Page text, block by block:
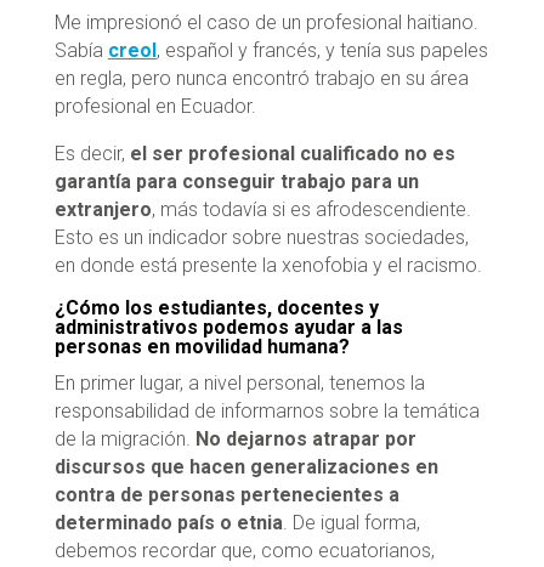
Me impresionó el caso de un profesional haitiano.
Sabía creol , español y francés, y tenía sus papeles
en regla, pero nunca encontró trabajo en su área
profesional en Ecuador.
Es decir, el ser profesional cualificado no es
garantía para conseguir trabajo para un
extranjero, más todavía si es afrodescendiente.
Esto es un indicador sobre nuestras sociedades,
en donde está presente la xenofobia y el racismo.
¿Cómo los estudiantes, docentes y
administrativos podemos ayudar a las
personas en movilidad humana?
En primer lugar, a nivel personal, tenemos la
responsabilidad de informarnos sobre la temática
de la migración. No dejarnos atrapar por
discursos que hacen generalizaciones en
contra de personas pertenecientes a
determinado país o etnia. De igual forma,
debemos recordar que, como ecuatorianos,